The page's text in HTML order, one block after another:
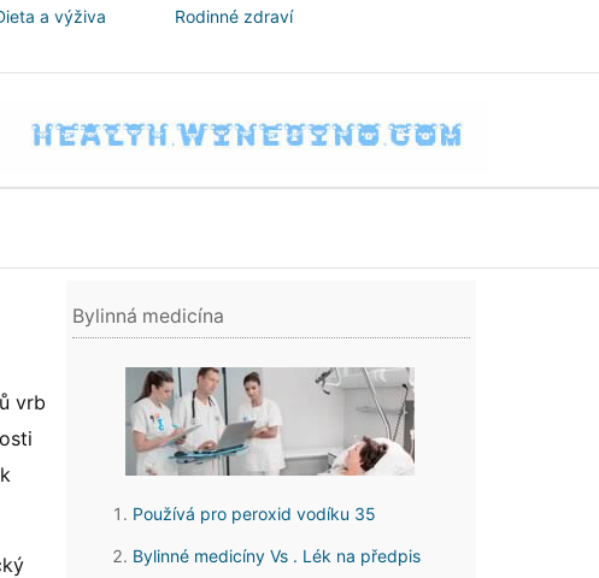
a výživa
Rodinné zdraví
vrb
Bylinná medicína
Používá pro peroxid vodíku 35
Bylinné medicíny Vs . Lék na předpis